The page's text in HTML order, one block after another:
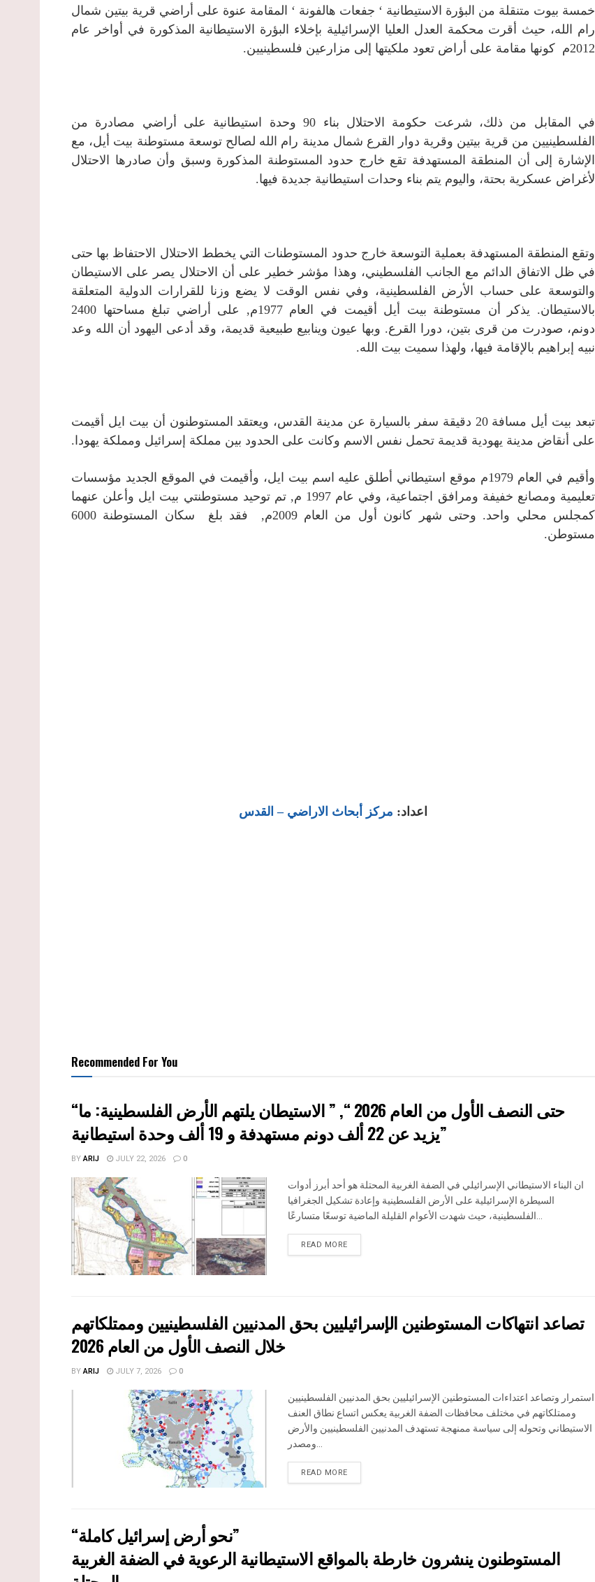
خمسة بيوت متنقلة من البؤرة الاستيطانية ‘ جفعات هالفونة ‘ المقامة عنوة على أراضي قرية بيتين شمال
رام الله، حيث أقرت محكمة العدل العليا الإسرائيلية بإخلاء البؤرة الاستيطانية المذكورة في أواخر عام
2012م كونها مقامة على أراض تعود ملكيتها إلى مزارعين فلسطينيين.
في المقابل من ذلك، شرعت حكومة الاحتلال بناء 90 وحدة استيطانية على أراضي مصادرة من
الفلسطينيين من قرية بيتين وقرية دوار القرع شمال مدينة رام الله لصالح توسعة مستوطنة بيت أيل، مع
الإشارة إلى أن المنطقة المستهدفة تقع خارج حدود المستوطنة المذكورة وسبق وأن صادرها الاحتلال
لأغراض عسكرية بحتة، واليوم يتم بناء وحدات استيطانية جديدة فيها.
وتقع المنطقة المستهدفة بعملية التوسعة خارج حدود المستوطنات التي يخطط الاحتلال الاحتفاظ بها حتى
في ظل الاتفاق الدائم مع الجانب الفلسطيني، وهذا مؤشر خطير على أن الاحتلال يصر على الاستيطان
والتوسعة على حساب الأرض الفلسطينية، وفي نفس الوقت لا يضع وزنا للقرارات الدولية المتعلقة
بالاستيطان.
يذكر أن مستوطنة بيت أيل أقيمت في العام 1977م, على أراضي تبلغ مساحتها 2400
دونم، صودرت من قرى بتين، دورا القرع. وبها عيون وينابيع طبيعية قديمة، وقد أدعى اليهود أن الله وعد
نبيه إبراهيم بالإقامة فيها، ولهذا سميت بيت الله.
تبعد بيت أيل مسافة 20 دقيقة سفر بالسيارة عن مدينة القدس، ويعتقد المستوطنون أن بيت ايل أقيمت
على أنقاض مدينة يهودية قديمة تحمل نفس الاسم وكانت على الحدود بين مملكة إسرائيل ومملكة يهودا.
وأقيم في العام 1979م موقع استيطاني أطلق عليه اسم بيت ايل، وأقيمت في الموقع الجديد مؤسسات
تعليمية ومصانع خفيفة ومرافق اجتماعية، وفي عام 1997 م, تم توحيد مستوطنتي بيت ايل وأعلن عنهما
كمجلس محلي واحد. وحتى شهر كانون أول من العام 2009م, فقد بلغ سكان المستوطنة 6000
مستوطن.
اعداد: مركز أبحاث الاراضي – القدس
Recommended For You
“حتى النصف الأول من العام 2026 “, ” الاستيطان يلتهم الأرض الفلسطينية: ما
يزيد عن 22 ألف دونم مستهدفة و 19 ألف وحدة استيطانية”
BYARIJ JULY 22, 2026 0
ان البناء الاستيطاني الإسرائيلي في الضفة الغربية المحتلة هو أحد أبرز أدوات
السيطرة الإسرائيلية على الأرض الفلسطينية وإعادة تشكيل الجغرافيا
READ MOREDETAILS
تصاعد انتهاكات المستوطنين الإسرائيليين بحق المدنيين الفلسطينيين وممتلكاتهم
خلال النصف الأول من العام 2026
BYARIJ JULY 7, 2026 0
استمرار وتصاعد اعتداءات المستوطنين الإسرائيليين بحق المدنيين الفلسطينيين
وممتلكاتهم في مختلف محافظات الضفة الغربية يعكس اتساع نطاق العنف
الاستيطاني وتحوله إلى سياسة ممنهجة تستهدف المدنيين الفلسطينيين والأرض
READ MOREDETAILS
“نحو أرض إسرائيل كاملة”
المستوطنون ينشرون خارطة بالمواقع الاستيطانية الرعوية في الضفة الغربية